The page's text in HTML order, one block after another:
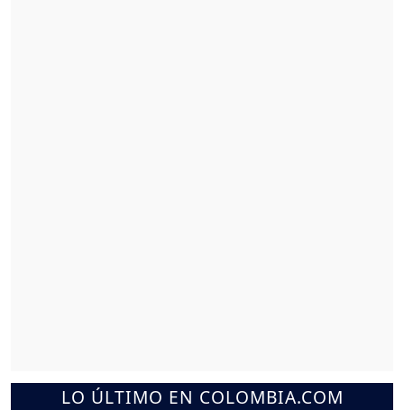
LO ÚLTIMO EN COLOMBIA.COM